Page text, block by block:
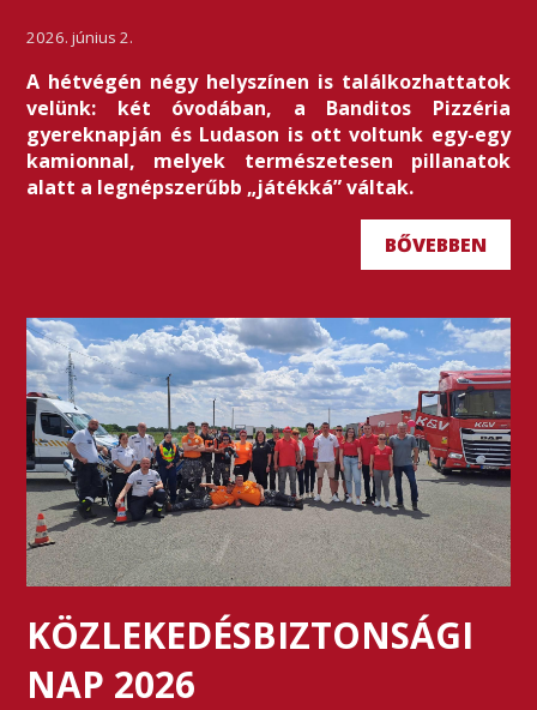
2026. június 2.
A hétvégén négy helyszínen is találkozhattatok
velünk: két óvodában, a Banditos Pizzéria
gyereknapján és Ludason is ott voltunk egy-egy
kamionnal, melyek természetesen pillanatok
alatt a legnépszerűbb „játékká” váltak.
BŐVEBBEN
KÖZLEKEDÉSBIZTONSÁGI
NAP 2026